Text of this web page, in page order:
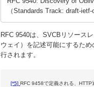
（Standards Track: draft-
RFC 9540は、SVCBリソース
ウェイ）を記述可能にするた
行されます。
[*5] RFC 9458で定義される、HTTP